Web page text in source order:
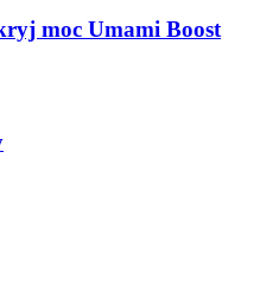
moc Umami Boost